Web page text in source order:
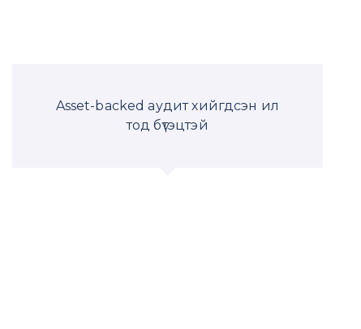
Asset-backed аудит хийгдсэн ил
тод бүтэцтэй